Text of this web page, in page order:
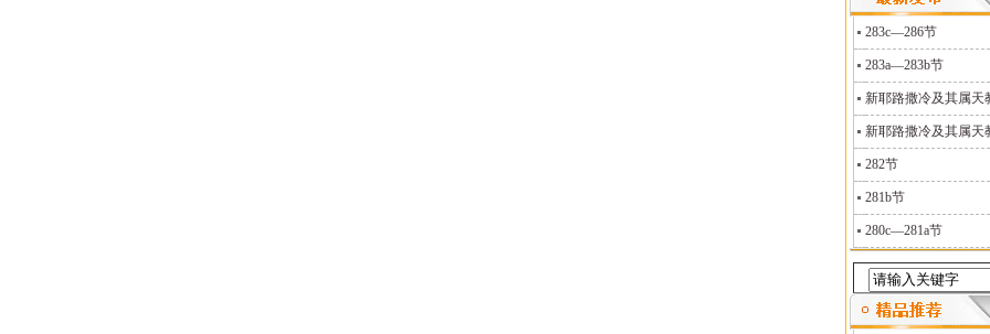
283c—286节
283a—283b节
新耶路撒冷及其属天
新耶路撒冷及其属天
282节
281b节
280c—281a节